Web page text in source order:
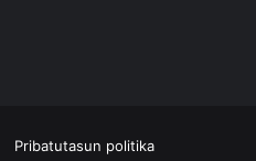
Pribatutasun politika